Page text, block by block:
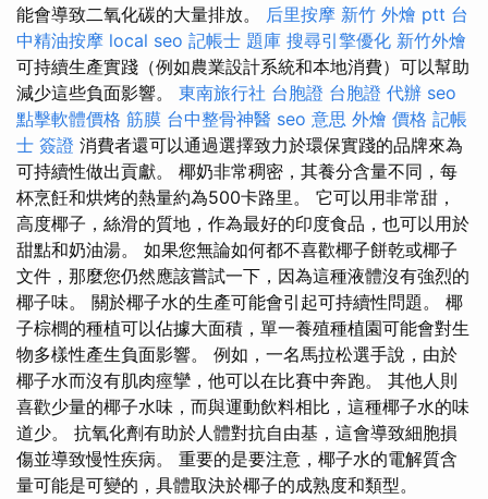
能會導致二氧化碳的大量排放。 后里按摩 新竹 外燴 ptt 台
中精油按摩 local seo 記帳士 題庫 搜尋引擎優化 新竹外燴
可持續生產實踐（例如農業設計系統和本地消費）可以幫助
減少這些負面影響。 東南旅行社 台胞證 台胞證 代辦 seo
點擊軟體價格 筋膜 台中整骨神醫 seo 意思 外燴 價格 記帳
士 簽證 消費者還可以通過選擇致力於環保實踐的品牌來為
可持續性做出貢獻。 椰奶非常稠密，其養分含量不同，每
杯烹飪和烘烤的熱量約為500卡路里。 它可以用非常甜，
高度椰子，絲滑的質地，作為最好的印度食品，也可以用於
甜點和奶油湯。 如果您無論如何都不喜歡椰子餅乾或椰子
文件，那麼您仍然應該嘗試一下，因為這種液體沒有強烈的
椰子味。 關於椰子水的生產可能會引起可持續性問題。 椰
子棕櫚的種植可以佔據大面積，單一養殖種植園可能會對生
物多樣性產生負面影響。 例如，一名馬拉松選手說，由於
椰子水而沒有肌肉痙攣，他可以在比賽中奔跑。 其他人則
喜歡少量的椰子水味，而與運動飲料相比，這種椰子水的味
道少。 抗氧化劑有助於人體對抗自由基，這會導致細胞損
傷並導致慢性疾病。 重要的是要注意，椰子水的電解質含
量可能是可變的，具體取決於椰子的成熟度和類型。